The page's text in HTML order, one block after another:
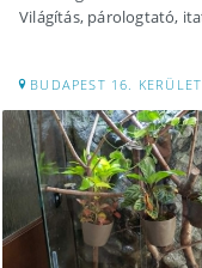
Világítás, párologtató,
BUDAPEST 16. KERÜLET